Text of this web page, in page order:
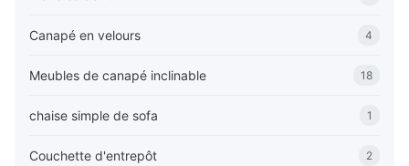
Canapé en velours 4
Meubles de canapé inclinable 18
chaise simple de sofa 1
Couchette d'entrepôt 2